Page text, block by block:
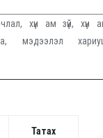
хүн ам зүй, хүн
мэдээлэл
Татах